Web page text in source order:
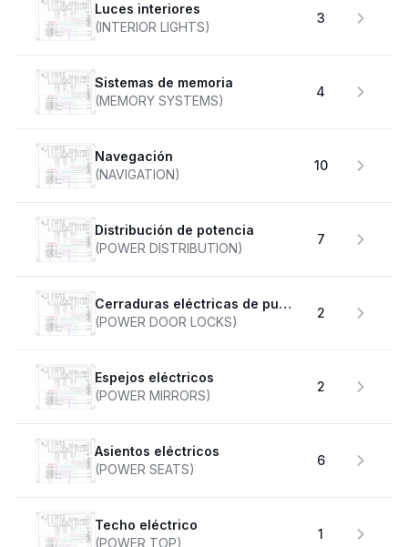
Luces interiores
(INTERIOR LIGHTS)
3
Sistemas de memoria
(MEMORY SYSTEMS)
4
Navegación
(NAVIGATION)
10
Distribución de potencia
(POWER DISTRIBUTION)
7
Cerraduras eléctricas de puertas
(POWER DOOR LOCKS)
2
Espejos eléctricos
(POWER MIRRORS)
2
Asientos eléctricos
(POWER SEATS)
6
Techo eléctrico
(POWER TOP)
1